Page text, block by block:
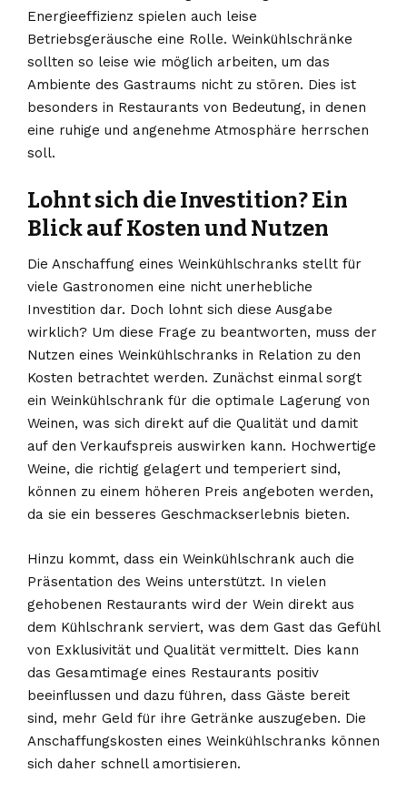
Energieeffizienz spielen auch leise
Betriebsgeräusche eine Rolle. Weinkühlschränke
sollten so leise wie möglich arbeiten, um das
Ambiente des Gastraums nicht zu stören. Dies ist
besonders in Restaurants von Bedeutung, in denen
eine ruhige und angenehme Atmosphäre herrschen
soll.
Lohnt sich die Investition? Ein
Blick auf Kosten und Nutzen
Die Anschaffung eines Weinkühlschranks stellt für
viele Gastronomen eine nicht unerhebliche
Investition dar. Doch lohnt sich diese Ausgabe
wirklich? Um diese Frage zu beantworten, muss der
Nutzen eines Weinkühlschranks in Relation zu den
Kosten betrachtet werden. Zunächst einmal sorgt
ein Weinkühlschrank für die optimale Lagerung von
Weinen, was sich direkt auf die Qualität und damit
auf den Verkaufspreis auswirken kann. Hochwertige
Weine, die richtig gelagert und temperiert sind,
können zu einem höheren Preis angeboten werden,
da sie ein besseres Geschmackserlebnis bieten.
Hinzu kommt, dass ein Weinkühlschrank auch die
Präsentation des Weins unterstützt. In vielen
gehobenen Restaurants wird der Wein direkt aus
dem Kühlschrank serviert, was dem Gast das Gefühl
von Exklusivität und Qualität vermittelt. Dies kann
das Gesamtimage eines Restaurants positiv
beeinflussen und dazu führen, dass Gäste bereit
sind, mehr Geld für ihre Getränke auszugeben. Die
Anschaffungskosten eines Weinkühlschranks können
sich daher schnell amortisieren.